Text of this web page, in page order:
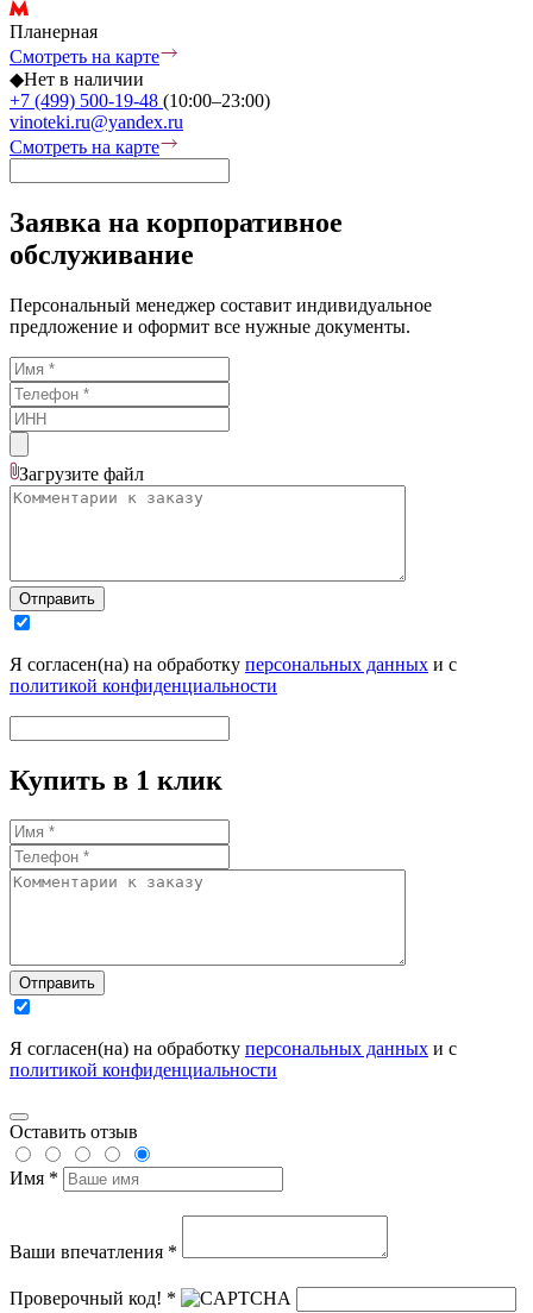
Планерная
Смотреть на карте
◆Нет в наличии
+7 (499) 500-19-48 (10:00–23:00)
vinoteki.ru@yandex.ru
Смотреть на карте
Заявка на корпоративное
обслуживание
Персональный менеджер составит индивидуальное
предложение и оформит все нужные документы.
Загрузите файл
Отправить
Я согласен(на) на обработку персональных данных и с
политикой конфиденциальности
Купить в 1 клик
Отправить
Я согласен(на) на обработку персональных данных и с
политикой конфиденциальности
Оставить отзыв
Имя *
Ваши впечатления *
Проверочный код! *